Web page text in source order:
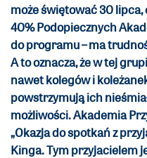
może świętować 30 lipca,
40% Podopiecznych
do programu – ma
A to oznacza, że w tej
nawet kolegów i
powstrzymują ich
możliwości. Akademia
„Okazja do spotkań z
Kinga. Tym przyjacielem